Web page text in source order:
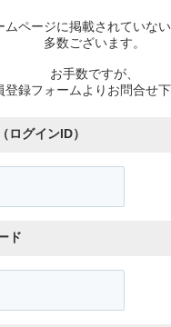
ムページに掲載されていな
多数ございます。
お手数ですが、
登録フォームよりお問合せ下
ログインID）
ド